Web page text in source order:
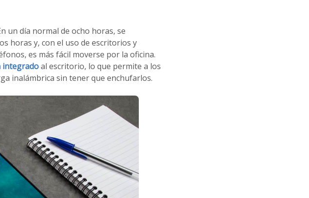
un día normal de ocho horas, se
horas y, con el uso de escritorios y
es más fácil moverse por la oficina.
integradoal escritorio, lo que permite a los
inalámbrica sin tener que enchufarlos.